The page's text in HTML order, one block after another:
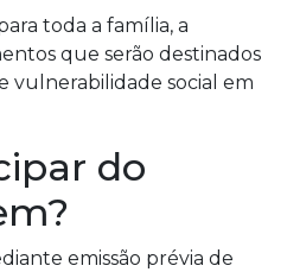
toda a família, a
que serão destinados
vulnerabilidade social em
do
emissão prévia de